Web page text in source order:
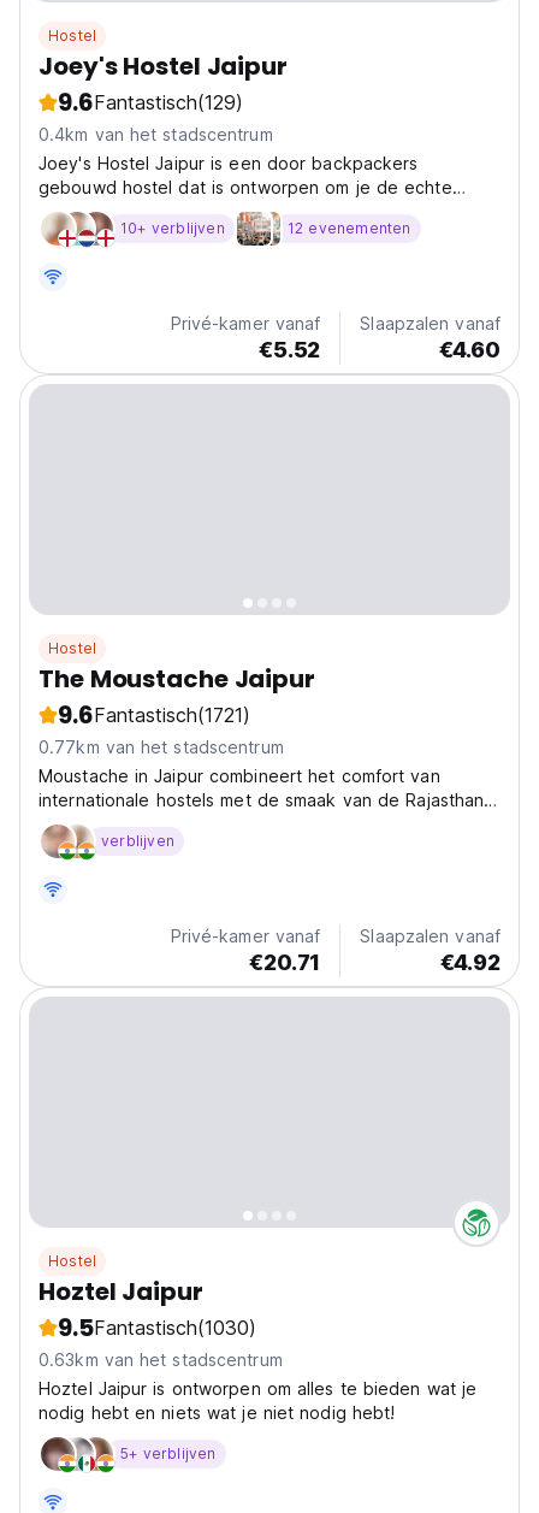
Hostel
Joey's Hostel Jaipur
9.6Fantastisch(129)
0.4km van het stadscentrum
Joey's Hostel Jaipur is een door backpackers
gebouwd hostel dat is ontworpen om je de echte
sfeer van de Pink City te laten ervaren. Onze ruimte is
gecreëerd door reizigers, voor reizigers, en
je Jaipur stressvrij...
10+ verblijven 12 evenementen
Privé-kamer vanaf
€5.52
Slaapzalen vanaf
€4.60
Hostel
The Moustache Jaipur
9.6Fantastisch(1721)
0.77km van het stadscentrum
Moustache in Jaipur combineert het comfort van
internationale hostels met de smaak van de Rajasthani
cultuur. Het hostel is ontworpen met de
basisbehoeften van reizigers in het achterhoofd.
verblijven
Privé-kamer vanaf
€20.71
Slaapzalen vanaf
€4.92
Hostel
Hoztel Jaipur
9.5Fantastisch(1030)
0.63km van het stadscentrum
Hoztel Jaipur is ontworpen om alles te bieden wat je
nodig hebt en niets wat je niet nodig hebt!
5+ verblijven